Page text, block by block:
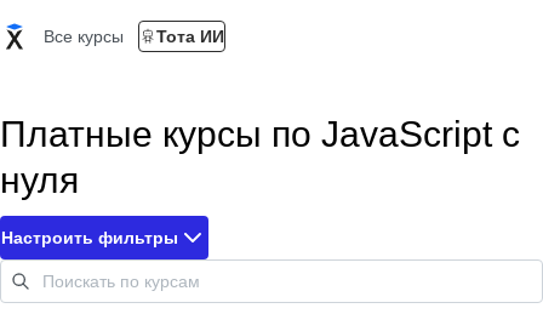
Все курсы Тота ИИ
Платные курсы по JavaScript с
нуля
Настроить фильтры